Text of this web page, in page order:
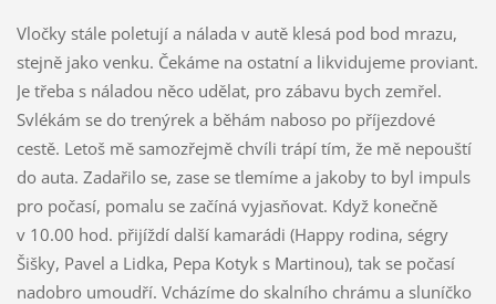
Vločky stále poletují a nálada v autě klesá pod bod mrazu,
stejně jako venku. Čekáme na ostatní a likvidujeme proviant.
Je třeba s náladou něco udělat, pro zábavu bych zemřel.
Svlékám se do trenýrek a běhám naboso po příjezdové
cestě. Letoš mě samozřejmě chvíli trápí tím, že mě nepouští
do auta. Zadařilo se, zase se tlemíme a jakoby to byl impuls
pro počasí, pomalu se začíná vyjasňovat. Když konečně
v 10.00 hod. přijíždí další kamarádi (Happy rodina, ségry
Šišky, Pavel a Lidka, Pepa Kotyk s Martinou), tak se počasí
nadobro umoudří. Vcházíme do skalního chrámu a sluníčko